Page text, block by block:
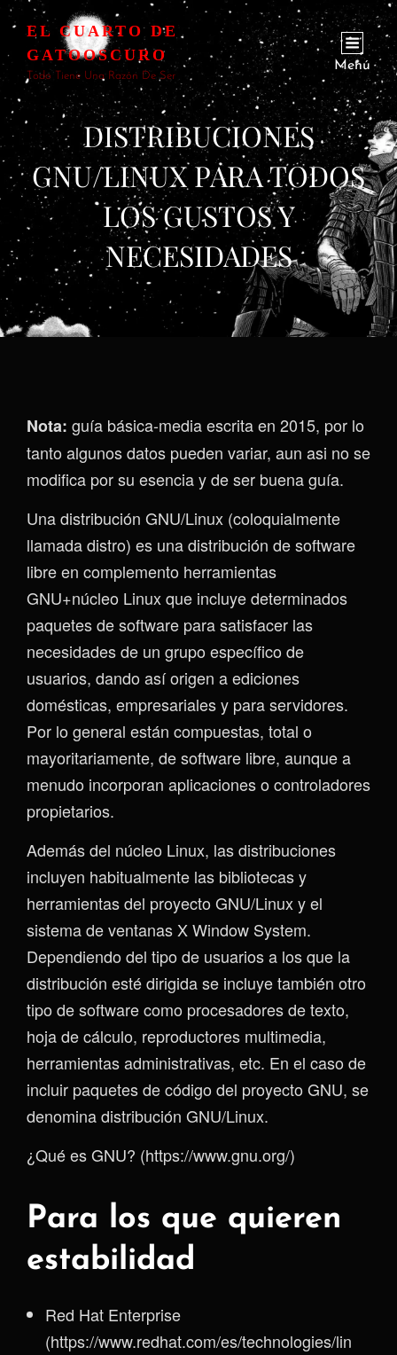
EL CUARTO DE
GATOOSCURO
Todo Tiene Una Razón De Ser
Menú
DISTRIBUCIONES
GNU/LINUX PARA TODOS
LOS GUSTOS Y
NECESIDADES
Nota: guía básica-media escrita en 2015, por lo
tanto algunos datos pueden variar, aun asi no se
modifica por su esencia y de ser buena guía.
Una distribución GNU/Linux (coloquialmente
llamada distro) es una distribución de software
libre en complemento herramientas
GNU+núcleo Linux que incluye determinados
paquetes de software para satisfacer las
necesidades de un grupo específico de
usuarios, dando así origen a ediciones
domésticas, empresariales y para servidores.
Por lo general están compuestas, total o
mayoritariamente, de software libre, aunque a
menudo incorporan aplicaciones o controladores
propietarios.
Además del núcleo Linux, las distribuciones
incluyen habitualmente las bibliotecas y
herramientas del proyecto GNU/Linux y el
sistema de ventanas X Window System.
Dependiendo del tipo de usuarios a los que la
distribución esté dirigida se incluye también otro
tipo de software como procesadores de texto,
hoja de cálculo, reproductores multimedia,
herramientas administrativas, etc. En el caso de
incluir paquetes de código del proyecto GNU, se
denomina distribución GNU/Linux.
¿Qué es GNU? (https://www.gnu.org/)
Para los que quieren
estabilidad
Red Hat Enterprise
(https://www.redhat.com/es/technologies/lin